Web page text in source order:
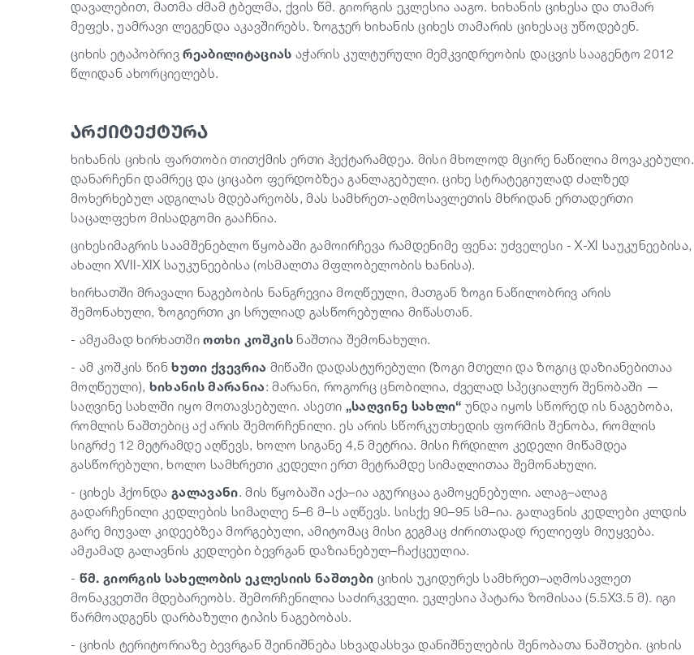
დავალებით, მათმა ძმამ ტბელმა, ქვის წმ. გიორგის ეკლესია ააგო. ხიხანის ციხესა და თამარ
მეფეს, უამრავი ლეგენდა აკავშირებს. ზოგჯერ ხიხანის ციხეს თამარის ციხესაც უწოდებენ.
ციხის ეტაპობრივრეაბილიტაციას აჭარის კულტურული მემკვიდრეობის დაცვის სააგენტო 2012
წლიდან ახორციელებს.
არქიტექტურა
ხიხანის ციხის ფართობი თითქმის ერთი ჰექტარამდეა. მისი მხოლოდ მცირე ნაწილია მოვაკებული.
დანარჩენი დამრეც და ციცაბო ფერდობზეა განლაგებული. ციხე სტრატეგიულად ძალზედ
მოხერხებულ ადგილას მდებარეობს, მას სამხრეთ-აღმოსავლეთის მხრიდან ერთადერთი
საცალფეხო მისადგომი გააჩნია.
ციხესიმაგრის საამშენებლო წყობაში გამოირჩევა რამდენიმე ფენა: უძველესი - X-XI საუკუნეებისა,
ახალი XVII-XIX საუკუნეებისა (ოსმალთა მფლობელობის ხანისა).
ხირხათში მრავალი ნაგებობის ნანგრევია მოღწეული, მათგან ზოგი ნაწილობრივ არის
შემონახული, ზოგიერთი კი სრულიად გასწორებულია მიწასთან.
- ამჟამად ხირხათშიოთხი კოშკისნაშთია შემონახული.
- ამ კოშკის წინხუთი ქვევრია მიწაში დადასტურებული (ზოგი მთელი და ზოგიც დაზიანებითაა
მოღწეული), ხიხანის მარანია: მარანი, როგორც ცნობილია, ძველად სპეციალურ შენობაში —
საღვინე სახლში იყო მოთავსებული. ასეთი „საღვინე სახლი“ უნდა იყოს სწორედ ის ნაგებობა,
რომლის ნაშთებიც აქ არის შემორჩენილი. ეს არის სწორკუთხედის ფორმის შენობა, რომლის
სიგრძე 12 მეტრამდე აღწევს, ხოლო სიგანე 4,5 მეტრია. მისი ჩრდილო კედელი მიწამდეა
გასწორებული, ხოლო სამხრეთი კედელი ერთ მეტრამდე სიმაღლითაა შემონახული.
- ციხეს ჰქონდა გალავანი. მის წყობაში აქა–ია აგურიცაა გამოყენებული. ალაგ–ალაგ
გადარჩენილი კედლების სიმაღლე 5–6 მ–ს აღწევს. სისქე 90–95 სმ–ია. გალავნის კედლები კლდის
გარე მიუვალ კიდეებზეა მორგებული, ამიტომაც მისი გეგმაც ძირითადად რელიეფს მიუყვება.
ამჟამად გალავნის კედლები ბევრგან დაზიანებულ–ჩაქცეულია.
- წმ. გიორგის სახელობის ეკლესიის ნაშთები ციხის უკიდურეს სამხრეთ–აღმოსავლეთ
მონაკვეთში მდებარეობს. შემორჩენილია საძირკველი. ეკლესია პატარა ზომისაა (5.5X3.5 მ). იგი
წარმოადგენს დარბაზული ტიპის ნაგებობას.
- ციხის ტერიტორიაზე ბევრგან შეინიშნება სხვადასხვა დანიშნულების შენობათა ნაშთები. ციხის